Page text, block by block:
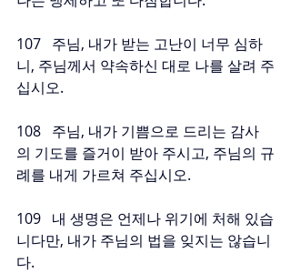
107   주님, 내가 받는 고난이 너무 심하
니, 주님께서 약속하신 대로 나를 살려 주
십시오.
108   주님, 내가 기쁨으로 드리는 감사
의 기도를 즐거이 받아 주시고, 주님의 규
례를 내게 가르쳐 주십시오.
109   내 생명은 언제나 위기에 처해 있습
니다만, 내가 주님의 법을 잊지는 않습니
다.